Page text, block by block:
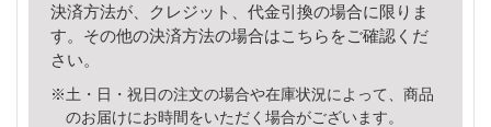
決済方法が、クレジット、代金引換の場合に限りま
す。その他の決済方法の場合はこちら をご確認くだ
さい。
※土・日・祝日の注文の場合や在庫状況によって、商品
のお届けにお時間をいただく場合がございます。